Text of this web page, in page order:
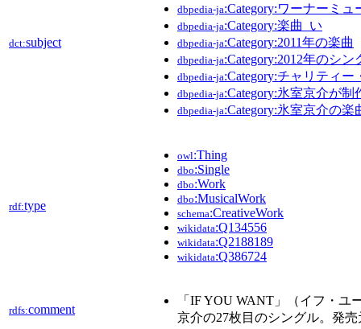
dct:subject
dbpedia-ja:Category:ワーナーミ
dbpedia-ja:Category:楽曲_い
dbpedia-ja:Category:2011年の楽曲
dbpedia-ja:Category:2012年のシン
dbpedia-ja:Category:チャリティー
dbpedia-ja:Category:氷室京介が制
dbpedia-ja:Category:氷室京介の楽
rdf:type
owl:Thing
dbo:Single
dbo:Work
dbo:MusicalWork
schema:CreativeWork
wikidata:Q134556
wikidata:Q2188189
wikidata:Q386724
rdfs:comment
「IF YOU WANT」（イフ・ユ
京介の27枚目のシングル。発